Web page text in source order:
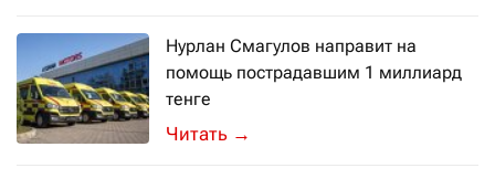
Нурлан Смагулов направит на
помощь пострадавшим 1 миллиард
тенге
Эти деньги пойдут на помощь
→